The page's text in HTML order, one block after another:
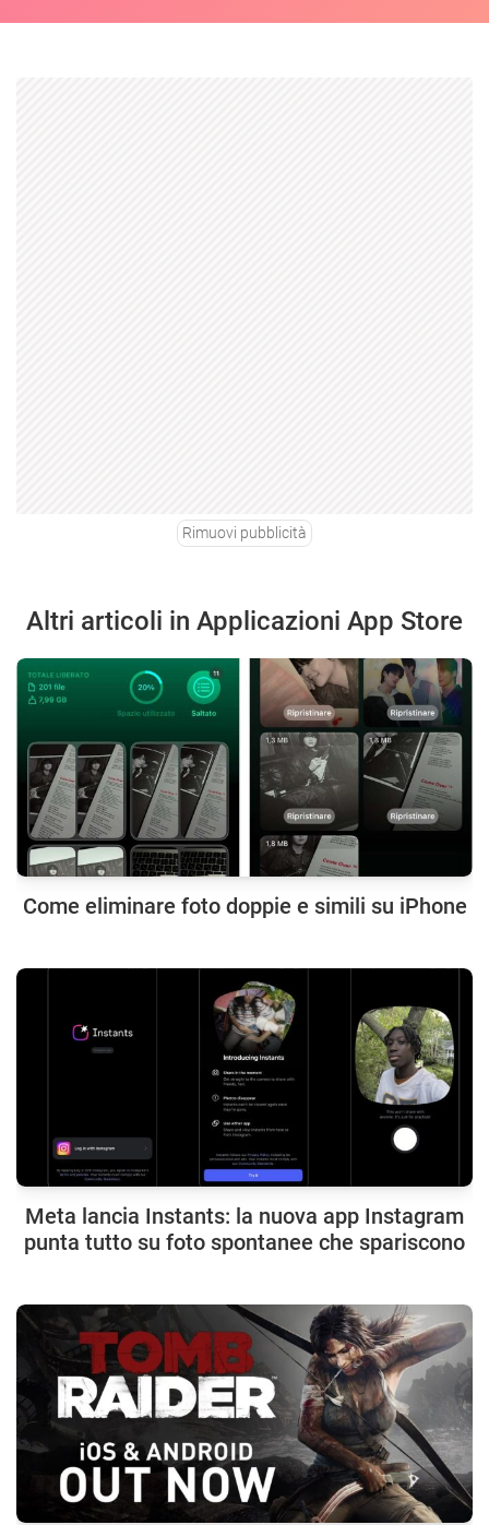
Rimuovi pubblicità
Altri articoli in Applicazioni App Store
Come eliminare foto doppie e simili su iPhone
Meta lancia Instants: la nuova app Instagram
punta tutto su foto spontanee che spariscono